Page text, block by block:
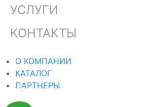
УСЛУГИ
КОНТАКТЫ
О КОМПАНИИ
КАТАЛОГ
ПАРТНЕРЫ